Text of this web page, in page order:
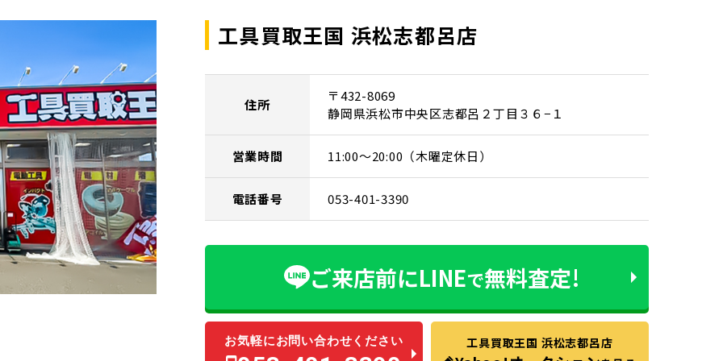
工具買取王国 浜松志都呂店
住所
〒432-8069
静岡県浜松市中央区志都呂２丁目３６−１
営業時間 11:00～20:00（木曜定休日）
電話番号 053-401-3390
ご来店前にLINEで無料査定!
お気軽にお問い合わせください 工具買取王国 浜松志都呂店